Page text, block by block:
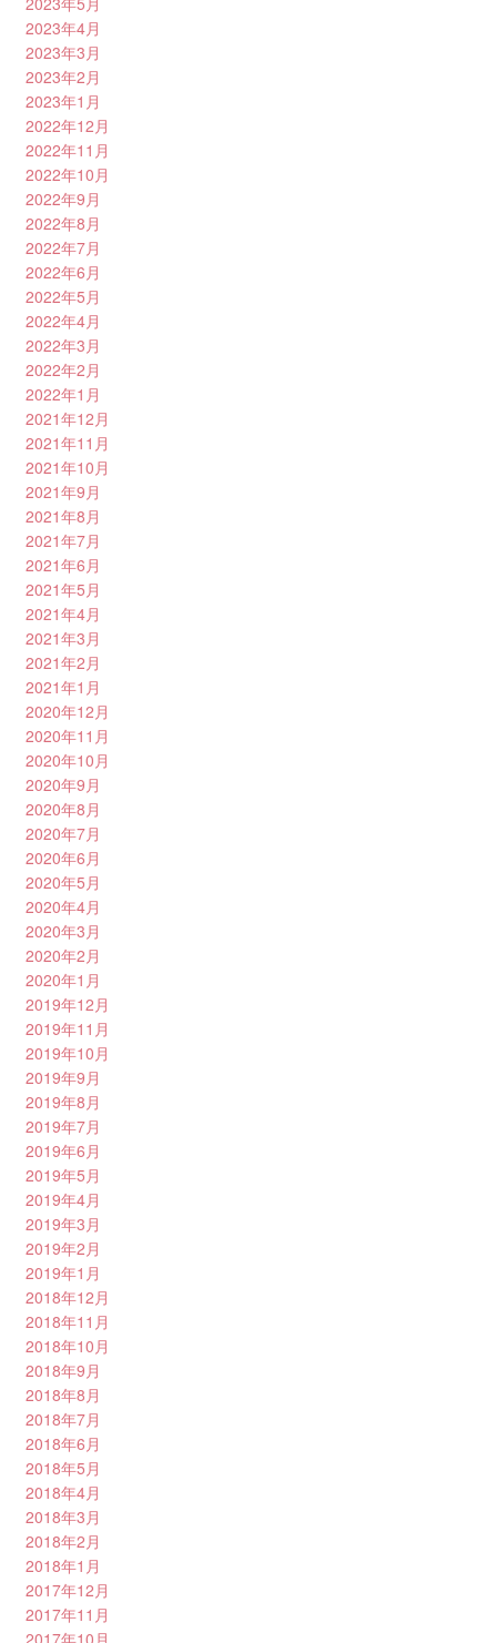
2023年4月
2023年3月
2023年2月
2023年1月
2022年12月
2022年11月
2022年10月
2022年9月
2022年8月
2022年7月
2022年6月
2022年5月
2022年4月
2022年3月
2022年2月
2022年1月
2021年12月
2021年11月
2021年10月
2021年9月
2021年8月
2021年7月
2021年6月
2021年5月
2021年4月
2021年3月
2021年2月
2021年1月
2020年12月
2020年11月
2020年10月
2020年9月
2020年8月
2020年7月
2020年6月
2020年5月
2020年4月
2020年3月
2020年2月
2020年1月
2019年12月
2019年11月
2019年10月
2019年9月
2019年8月
2019年7月
2019年6月
2019年5月
2019年4月
2019年3月
2019年2月
2019年1月
2018年12月
2018年11月
2018年10月
2018年9月
2018年8月
2018年7月
2018年6月
2018年5月
2018年4月
2018年3月
2018年2月
2018年1月
2017年12月
2017年11月
2017年10月